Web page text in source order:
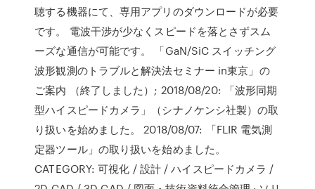
聴する機器にて、専用アプリのダウンロードが必要
です。 電波干渉が少なくスピードを落とさずスム
ーズな通信が可能です。 「GaN/SiC スイッチング
波形観測のトラブルと解決法セミナー in東京」の
ご案内 （終了しました）; 2018/08/20: 「波形同期
型ハイスピードカメラ」（シナノケンシ社製）の取
り扱いを始めました。 2018/08/07: 「FLIR 電気測
定器ツール」の取り扱いを始めました。
CATEGORY: 可視化 / 設計 / ハイスピードカメラ /